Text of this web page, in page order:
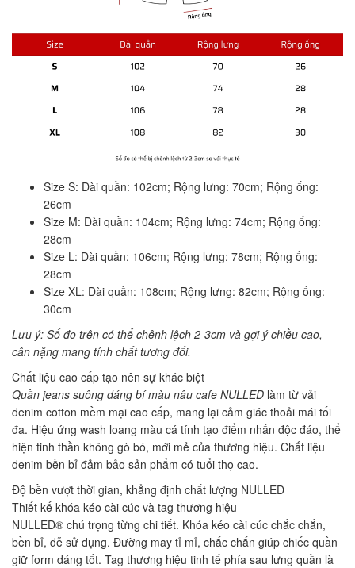
Size S: Dài quần: 102cm; Rộng lưng: 70cm; Rộng ống:
26cm
Size M: Dài quần: 104cm; Rộng lưng: 74cm; Rộng ống:
28cm
Size L: Dài quần: 106cm; Rộng lưng: 78cm; Rộng ống:
28cm
Size XL: Dài quần: 108cm; Rộng lưng: 82cm; Rộng ống:
30cm
Lưu ý: Số đo trên có thể chênh lệch 2-3cm và gợi ý chiều cao,
cân nặng mang tính chất tương đối.
Chất liệu cao cấp tạo nên sự khác biệt
Quần jeans suông dáng bí màu nâu cafe NULLED làm từ vải
denim cotton mềm mại cao cấp, mang lại cảm giác thoải mái tối
đa. Hiệu ứng wash loang màu cá tính tạo điểm nhấn độc đáo, thể
hiện tinh thần không gò bó, mới mẻ của thương hiệu. Chất liệu
denim bền bỉ đảm bảo sản phẩm có tuổi thọ cao.
Độ bền vượt thời gian, khẳng định chất lượng NULLED
Thiết kế khóa kéo cài cúc và tag thương hiệu
NULLED® chú trọng từng chi tiết. Khóa kéo cài cúc chắc chắn,
bền bỉ, dễ sử dụng. Đường may tỉ mỉ, chắc chắn giúp chiếc quần
giữ form dáng tốt. Tag thương hiệu tinh tế phía sau lưng quần là